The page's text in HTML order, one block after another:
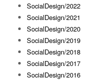
SocialDesign/2022
SocialDesign/2021
SocialDesign/2020
SocialDesign/2019
SocialDesign/2018
SocialDesign/2017
SocialDesign/2016